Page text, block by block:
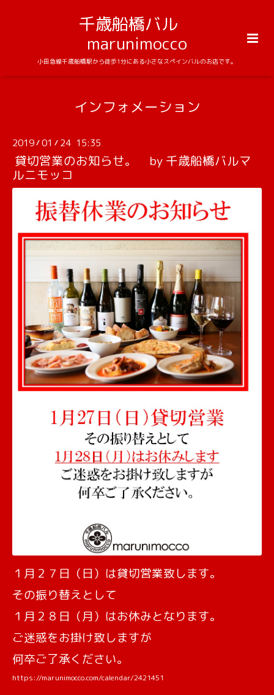
千歳船橋バル
marunimocco
小田急線千歳船橋駅から徒歩1分にある小さなスペインバルのお店です。
インフォメーション
2019/01 / 24 15:35
貸切営業のお知らせ。 by 千歳船橋バルマ
ルニモッコ
１月２７日（日）は貸切営業致します。
その振り替えとして
１月２８日（月）はお休みとなります。
ご迷惑をお掛け致しますが
何卒ご了承ください。
https://marunimocco.com/calendar/2421451